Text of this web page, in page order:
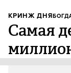
КРИНЖ ДНЯ
Самая